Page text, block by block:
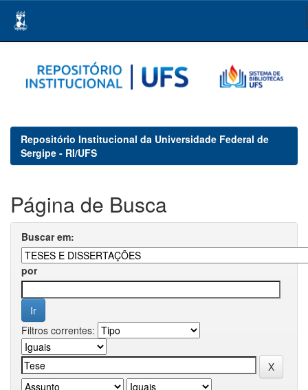
navigation
Repositório Institucional da Universidade Federal de
Sergipe - RI/UFS
Página de Busca
Buscar em:
por
Filtros correntes: